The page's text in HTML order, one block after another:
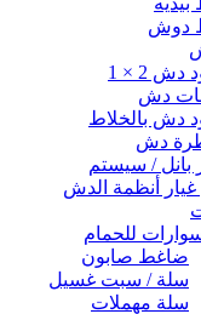
دوش
2 × 1
دش
دش بالخلاط
دش
بانل / سيستم
أنظمة الدش
للحمام
ضاغط صابون
سلة / سبت غسيل
سلة مهملات